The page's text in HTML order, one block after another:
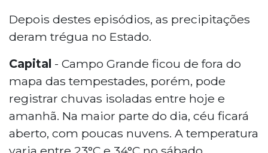
Depois destes episódios, as precipitações
deram trégua no Estado.
Capital - Campo Grande ficou de fora do
mapa das tempestades, porém, pode
registrar chuvas isoladas entre hoje e
amanhã. Na maior parte do dia, céu ficará
aberto, com poucas nuvens. A temperatura